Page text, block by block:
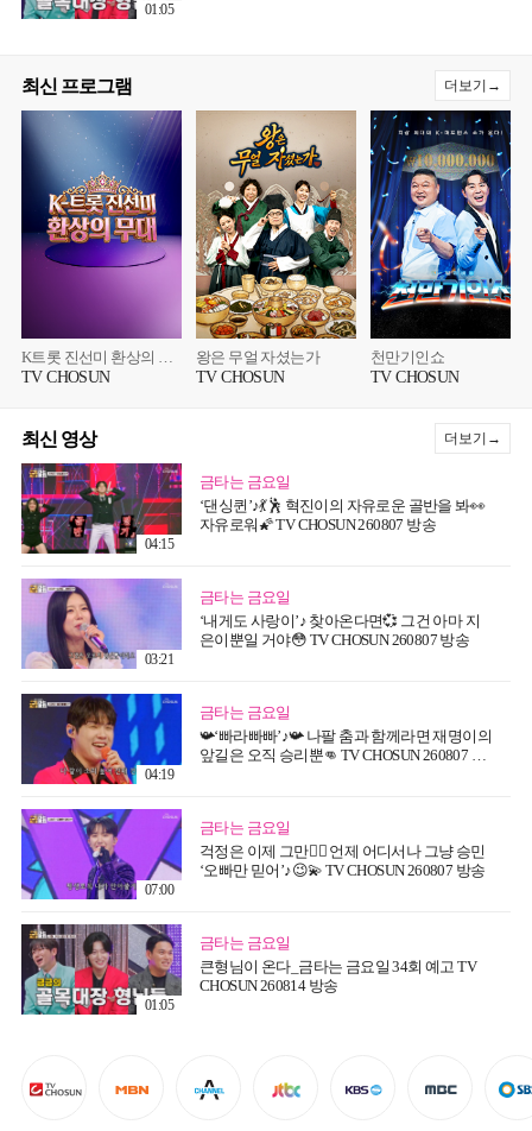
01:05
최신 프로그램 더보기→
K트롯 진선미 환상의 무대
TV CHOSUN
왕은 무얼 자셨는가
TV CHOSUN
천만기인쇼
TV CHOSUN
최신 영상 더보기→
금타는 금요일
‘댄싱퀸’♪💃🕺 혁진이의 자유로운 골반을 봐👀
자유로워🌠 TV CHOSUN 260807 방송
04:15
금타는 금요일
‘내게도 사랑이’♪ 찾아온다면💞 그건 아마 지
은이뿐일 거야😳 TV CHOSUN 260807 방송
03:21
금타는 금요일
📯‘빠라빠빠’♪📯 나팔 춤과 함께라면 재명이의
앞길은 오직 승리뿐👊 TV CHOSUN 260807 방
04:19
금타는 금요일
걱정은 이제 그만🙅‍♂️ 언제 어디서나 그냥 승민
‘오빠만 믿어’♪😉💫 TV CHOSUN 260807 방송
07:00
금타는 금요일
큰형님이 온다_금타는 금요일 34회 예고 TV
CHOSUN 260814 방송
01:05